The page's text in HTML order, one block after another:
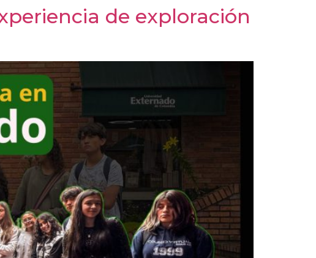
de exploración